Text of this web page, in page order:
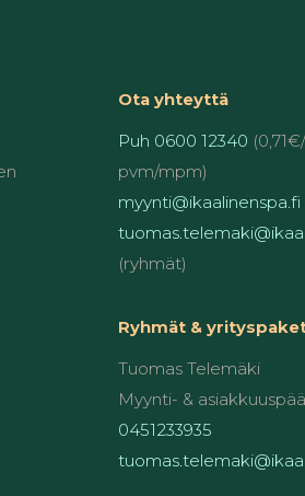
Ota yhteyttä
Puh 0600 12340
pvm/mpm)
myynti@ikaalinenspa.fi
(ryhmät)
Ryhmät &
Tuomas Telemäki
Myynti- &
0451233935